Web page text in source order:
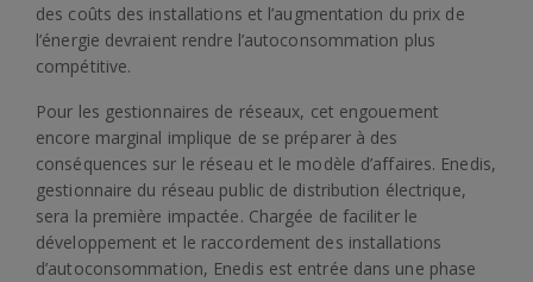
des coûts des installations et l’augmentation du prix de
l’énergie devraient rendre l’autoconsommation plus
compétitive.
Pour les gestionnaires de réseaux, cet engouement
encore marginal implique de se préparer à des
conséquences sur le réseau et le modèle d’affaires. Enedis,
gestionnaire du réseau public de distribution électrique,
sera la première impactée. Chargée de faciliter le
développement et le raccordement des installations
d’autoconsommation, Enedis est entrée dans une phase